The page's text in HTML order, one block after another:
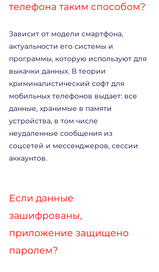
телефона таким способом?
Зависит от модели смартфона,
актуальности его системы и
программы, которую используют для
выкачки данных. В теории
криминалистический софт для
мобильных телефонов выдает: все
данные, хранимые в памяти
устройства, в том числе
неудаленные сообщения из
соцсетей и мессенджеров, сессии
аккаунтов.
Если данные
зашифрованы,
приложение защищено
паролем?